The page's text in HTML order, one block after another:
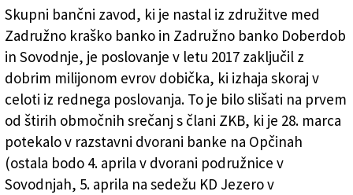
Združena ZKB z dobičkom
Skupni bančni zavod, ki je nastal iz združitve med
Zadružno kraško banko in Zadružno banko Doberdob
in Sovodnje, je poslovanje v letu 2017 zaključil z
dobrim milijonom evrov dobička, ki izhaja skoraj v
celoti iz rednega poslovanja. To je bilo slišati na prvem
od štirih območnih srečanj s člani ZKB, ki je 28. marca
potekalo v razstavni dvorani banke na Opčinah
(ostala bodo 4. aprila v dvorani podružnice v
Sovodnjah, 5. aprila na sedežu KD Jezero v